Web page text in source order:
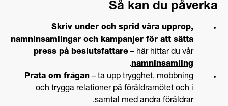
Så kan du påverka
Skriv under och sprid våra upprop,
namninsamlingar och kampanjer för att sätta
press på beslutsfattare – här hittar du vår
namninsamling
.
Prata om frågan – ta upp trygghet, mobbning
och trygga relationer på föräldramötet och i
samtal med andra föräldrar.